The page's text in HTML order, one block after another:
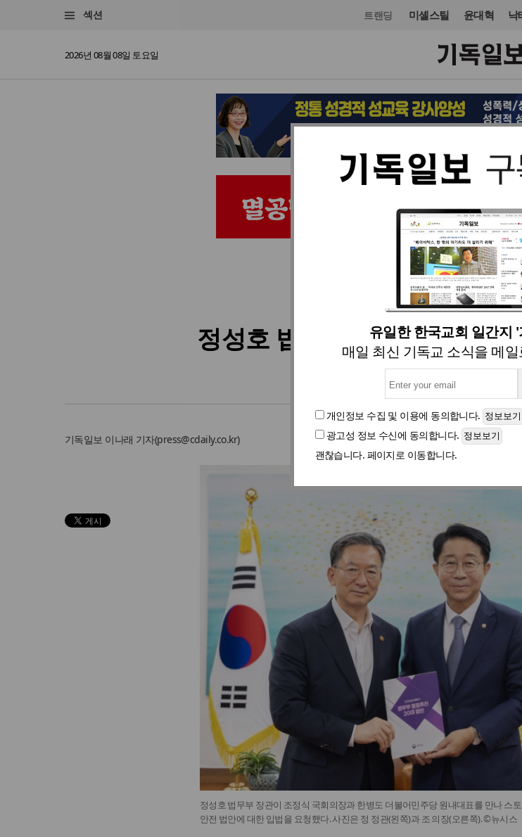
섹션 트랜딩 미셸스틸 윤대혁 낙
2026년 08월 08일 토요일
유일한 한국교회 일간지
매일 최신 기독교 소식을 메
개인정보 수집 및 이용에 동의합니다.
광고성 정보 수신에 동의합니다.
괜찮습니다. 페이지로 이동합니다.
사회 입력 2026. 07. 08
정성호 법무부 장관, 스토킹
민생·안전 법안 20대 과제 국회
기독일보 이나래 기자(press@cdaily.co.kr)
정성호 법무부 장관이 조정식 국회의장과 한병도 더불어민주당 원내대표를 만나 스
안전 법안에 대한 입법을 요청했다. 사진은 정 정관(왼쪽)과 조 의장(오른쪽). ©뉴시스